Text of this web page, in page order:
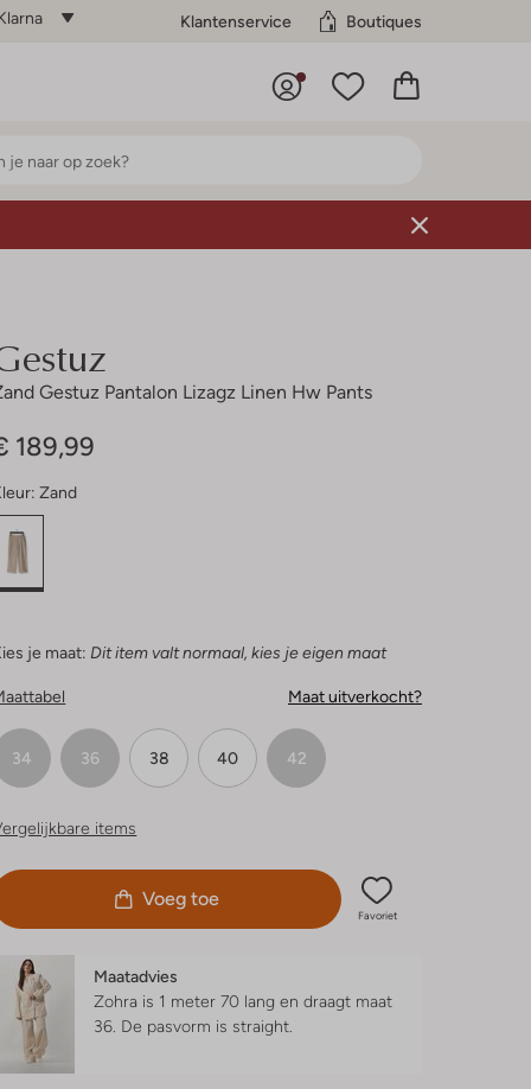
Klantenservice Boutiques
Gestuz Pantalon Lizagz Linen Hw Pants
189,99
Zand
je maat: Dit item valt normaal, kies je eigen maat
Maat uitverkocht?
34 36 38 40 42
items
Voeg toe
Favoriet
Maatadvies
Zohra is 1 meter 70 lang en draagt maat
36. De pasvorm is straight